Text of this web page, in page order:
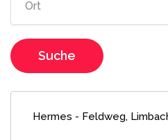
Suche
Hermes - Feldweg,